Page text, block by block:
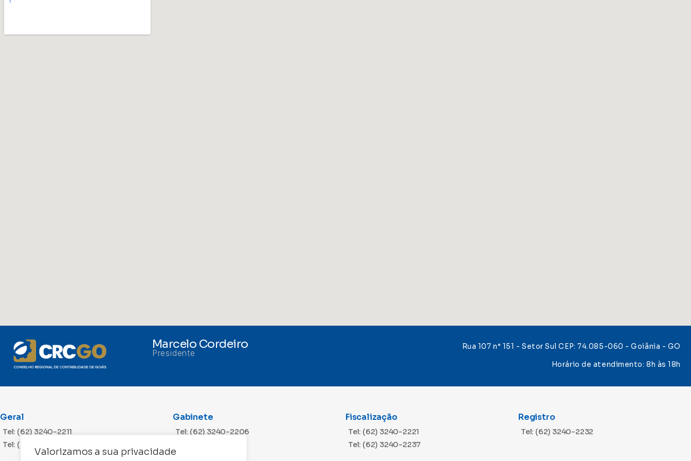
Valorizamos a sua privacidade
Marcelo Cordeiro
Presidente
Rua 107 n° 151 - Setor Sul CEP: 74.085-060 - Goiânia - GO
Horário de atendimento: 8h às 18h
Geral
Tel: (62) 3240-2211
Tel: (62) 3240-2212
Gabinete
Tel: (62) 3240-2206
Fiscalização
Tel: (62) 3240-2221
Tel: (62) 3240-2237
Registro
Tel: (62) 3240-2232